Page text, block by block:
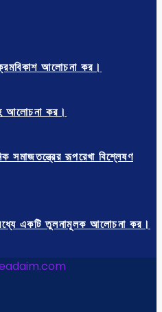
আলোচনা কর।
আলোচনা কর।
সমাজতন্ত্রের রূপরেখা বিশ্লেষণ
মধ্যে একটি তুলনামূলক আলোচনা কর।